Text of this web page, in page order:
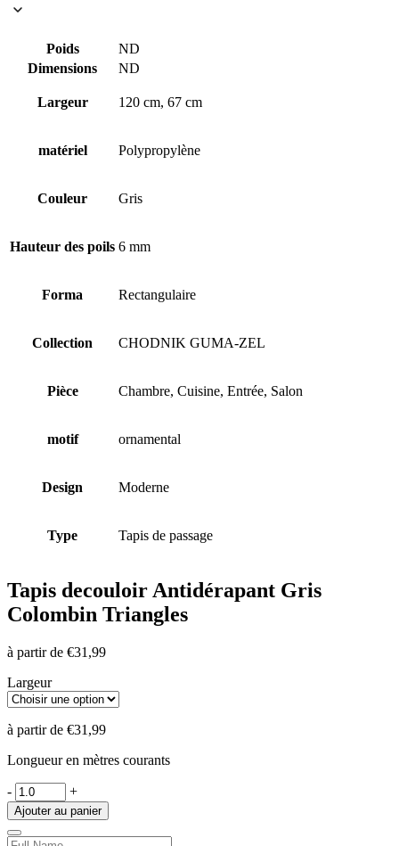
Poids
ND
Dimensions
ND
Largeur 120 cm, 67 cm
matériel Polypropylène
Couleur Gris
Hauteur des poils 6 mm
Forma Rectangulaire
Collection CHODNIK GUMA-ZEL
Pièce Chambre, Cuisine, Entrée, Salon
motif ornamental
Design Moderne
Type Tapis de passage
Tapis decouloir Antidérapant Gris
Colombin Triangles
à partir de €31,99
Largeur
à partir de €31,99
Longueur en mètres courants
- +
Ajouter au panier